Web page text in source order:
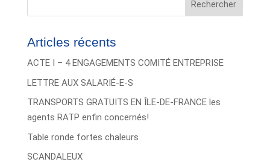
Rechercher
Articles récents
ACTE I – 4 ENGAGEMENTS COMITÉ ENTREPRISE
LETTRE AUX SALARIÉ-E-S
TRANSPORTS GRATUITS EN ÎLE-DE-FRANCE les
agents RATP enfin concernés!
Table ronde fortes chaleurs
SCANDALEUX